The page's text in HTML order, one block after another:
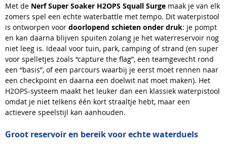
Met de Nerf Super Soaker H2OPS Squall Surge maak je van elk
zomers spel een echte waterbattle met tempo. Dit waterpistool
is ontworpen voor doorlopend schieten onder druk: je pompt
en kan daarna blijven spuiten zolang je het waterreservoir nog
niet leeg is. Ideaal voor tuin, park, camping of strand (en super
voor spelletjes zoals “capture the flag”, een teamgevecht rond
een “basis”, of een parcours waarbij je eerst moet rennen naar
een checkpoint en daarna een doelwit nat moet maken). Het
H2OPS-systeem maakt het leuker dan een klassiek waterpistool
omdat je niet telkens één kort straaltje hebt, maar een
actievere speelstijl kan aanhouden.
Groot reservoir en bereik voor echte waterduels